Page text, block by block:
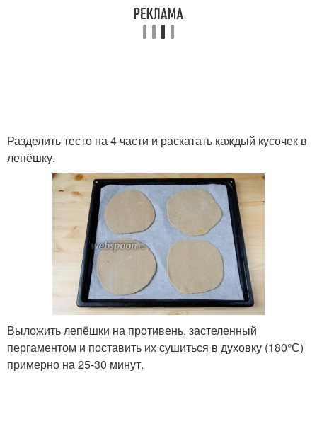
Разделить тесто на 4 части и раскатать каждый кусочек в
лепёшку.
Выложить лепёшки на противень, застеленный
пергаментом и поставить их сушиться в духовку (180°С)
примерно на 25-30 минут.